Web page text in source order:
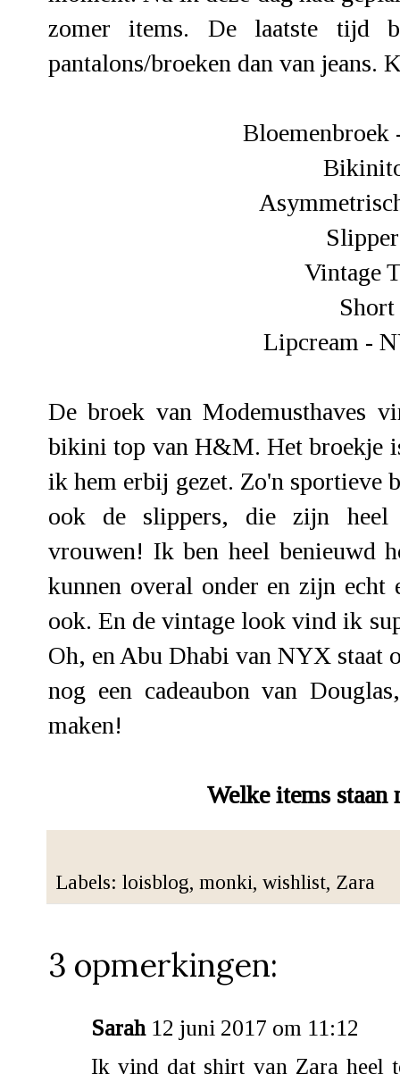
zomer items. De laatste tijd
pantalons/broeken dan van jeans.
Bloemenbroek
Vintage
Lipcream -
De broek van Modemusthaves
bikini top van H&M. Het broekje
ik hem erbij gezet. Zo'n sportieve
ook de slippers, die zijn heel
vrouwen! Ik ben heel benieuwd
kunnen overal onder en zijn
ook. En de vintage look vind ik
Oh, en Abu Dhabi van NYX staat
nog een cadeaubon van
maken!
Welke items
Labels: loisblog, monki, wishlist, Zara
3 opmerkingen:
Sarah 12 juni 2017 om 11:12
Ik vind dat shirt van Zara heel